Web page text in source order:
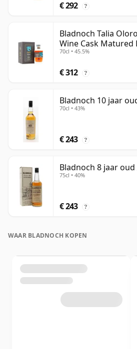
€ 292 ?
Bladnoch Talia
Wine Cask Matured
70cl • 45.5%
€ 312 ?
Bladnoch 10 jaar
70cl • 43%
€ 243 ?
Bladnoch 8 jaar
75cl • 40%
€ 243 ?
WAAR BLADNOCH KOPEN